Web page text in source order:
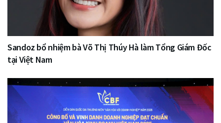
Sandoz bổ nhiệm bà Võ Thị Thúy Hà làm Tổng Giám Đốc
tại Việt Nam